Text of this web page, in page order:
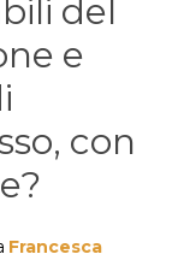
del
e
con
Francesca